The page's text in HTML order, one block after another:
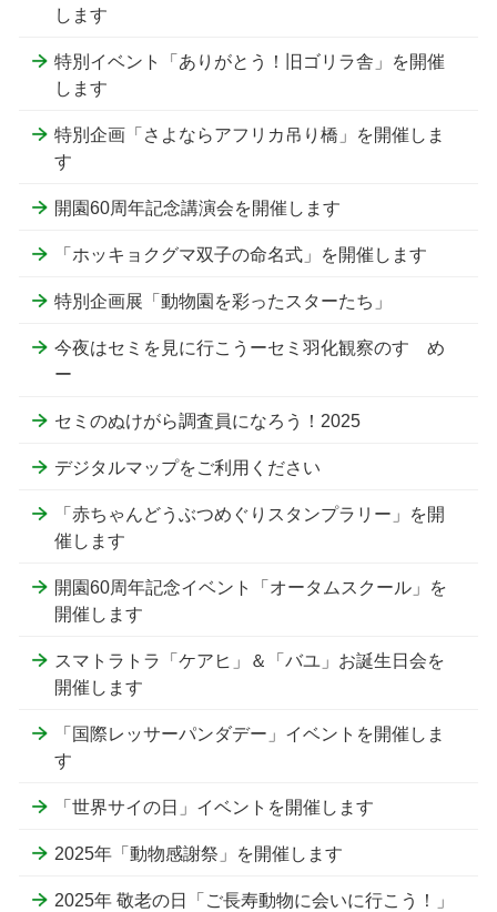
します
特別イベント「ありがとう！旧ゴリラ舎」を開催
します
特別企画「さよならアフリカ吊り橋」を開催しま
す
開園60周年記念講演会を開催します
「ホッキョクグマ双子の命名式」を開催します
特別企画展「動物園を彩ったスターたち」
今夜はセミを見に行こうーセミ羽化観察のすゝめ
ー
セミのぬけがら調査員になろう！2025
デジタルマップをご利用ください
「赤ちゃんどうぶつめぐりスタンプラリー」を開
催します
開園60周年記念イベント「オータムスクール」を
開催します
スマトラトラ「ケアヒ」＆「バユ」お誕生日会を
開催します
「国際レッサーパンダデー」イベントを開催しま
す
「世界サイの日」イベントを開催します
2025年「動物感謝祭」を開催します
2025年 敬老の日「ご長寿動物に会いに行こう！」